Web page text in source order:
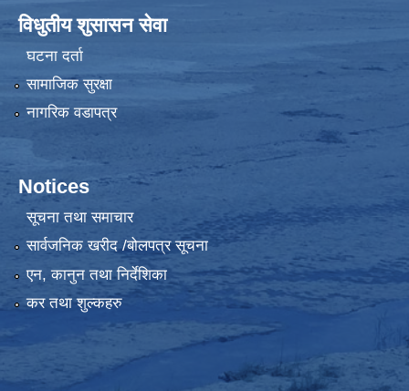
विधुतीय शुसासन सेवा
घटना दर्ता
सामाजिक सुरक्षा
नागरिक वडापत्र
Notices
सूचना तथा समाचार
सार्वजनिक खरीद /बोलपत्र सूचना
एन, कानुन तथा निर्देशिका
कर तथा शुल्कहरु